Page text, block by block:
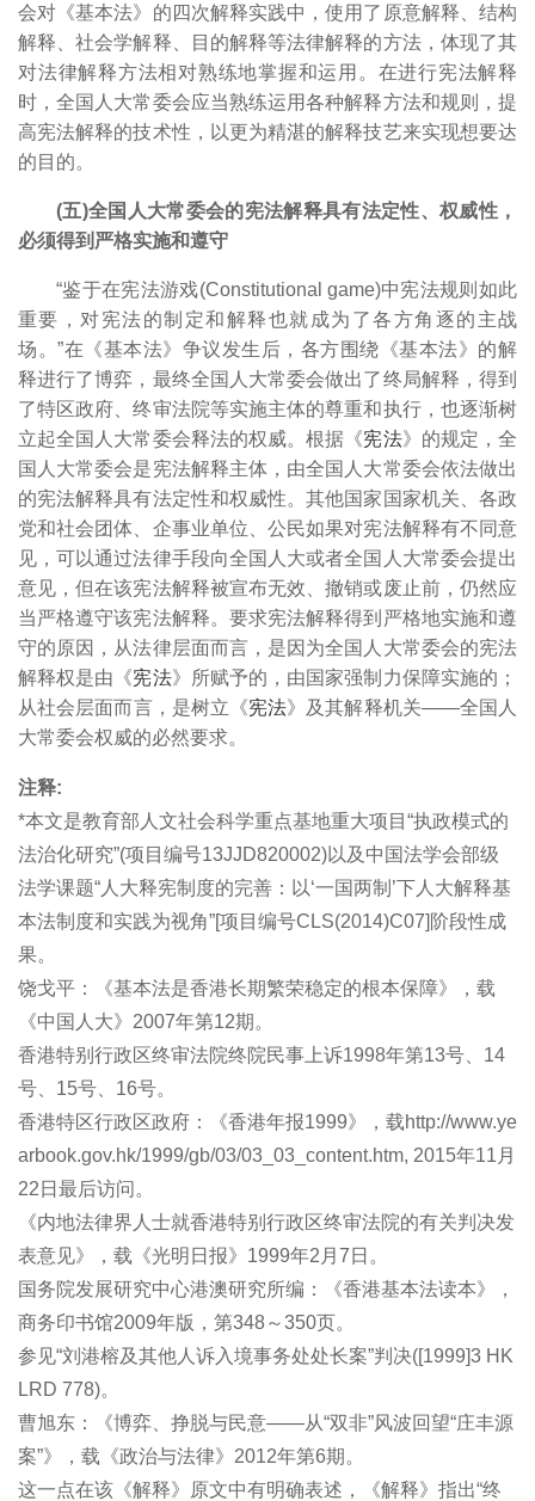
会对《基本法》的四次解释实践中，使用了原意解释、结构
解释、社会学解释、目的解释等法律解释的方法，体现了其
对法律解释方法相对熟练地掌握和运用。在进行宪法解释
时，全国人大常委会应当熟练运用各种解释方法和规则，提
高宪法解释的技术性，以更为精湛的解释技艺来实现想要达
的目的。
(五)全国人大常委会的宪法解释具有法定性、权威性，
必须得到严格实施和遵守
“鉴于在宪法游戏(Constitutional game)中宪法规则如此
重要，对宪法的制定和解释也就成为了各方角逐的主战
场。”在《基本法》争议发生后，各方围绕《基本法》的解
释进行了博弈，最终全国人大常委会做出了终局解释，得到
了特区政府、终审法院等实施主体的尊重和执行，也逐渐树
立起全国人大常委会释法的权威。根据《宪法》的规定，全
国人大常委会是宪法解释主体，由全国人大常委会依法做出
的宪法解释具有法定性和权威性。其他国家国家机关、各政
党和社会团体、企事业单位、公民如果对宪法解释有不同意
见，可以通过法律手段向全国人大或者全国人大常委会提出
意见，但在该宪法解释被宣布无效、撤销或废止前，仍然应
当严格遵守该宪法解释。要求宪法解释得到严格地实施和遵
守的原因，从法律层面而言，是因为全国人大常委会的宪法
解释权是由《宪法》所赋予的，由国家强制力保障实施的；
从社会层面而言，是树立《宪法》及其解释机关――全国人
大常委会权威的必然要求。
注释:
*本文是教育部人文社会科学重点基地重大项目“执政模式的
法治化研究”(项目编号13JJD820002)以及中国法学会部级
法学课题“人大释宪制度的完善：以‘一国两制’下人大解释基
本法制度和实践为视角”[项目编号CLS(2014)C07]阶段性成
果。
饶戈平：《基本法是香港长期繁荣稳定的根本保障》，载
《中国人大》2007年第12期。
香港特别行政区终审法院终院民事上诉1998年第13号、14
号、15号、16号。
香港特区行政区政府：《香港年报1999》，载http://www.ye
arbook.gov.hk/1999/gb/03/03_03_content.htm, 2015年11月
22日最后访问。
《内地法律界人士就香港特别行政区终审法院的有关判决发
表意见》，载《光明日报》1999年2月7日。
国务院发展研究中心港澳研究所编：《香港基本法读本》，
商务印书馆2009年版，第348～350页。
参见“刘港榕及其他人诉入境事务处处长案”判决([1999]3 HK
LRD 778)。
曹旭东：《博弈、挣脱与民意――从“双非”风波回望“庄丰源
案”》，载《政治与法律》2012年第6期。
这一点在该《解释》原文中有明确表述，《解释》指出“终